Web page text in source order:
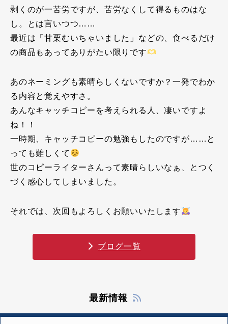
剥くのが一苦労ですが、苦労なくして得るものはな
し。とは言いつつ……
最近は「甘栗むいちゃいました」などの、食べるだけ
の商品もあってありがたい限りです
あのネーミングも素晴らしくないですか？一発でわか
る内容と覚えやすさ。
あんなキャッチコピーを考えられる人、凄いですよ
ね！！
一時期、キャッチコピーの勉強もしたのですが……と
っても難しくて
世のコピーライターさんって素晴らしいなぁ、とつく
づく感心してしまいました。
それでは、次回もよろしくお願いいたします
ブログ一覧
最新情報